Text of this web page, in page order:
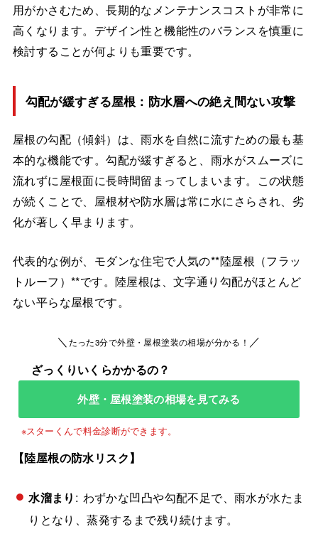
用がかさむため、長期的なメンテナンスコストが非常に
高くなります。デザイン性と機能性のバランスを慎重に
検討することが何よりも重要です。
勾配が緩すぎる屋根：防水層への絶え間ない攻撃
屋根の勾配（傾斜）は、雨水を自然に流すための最も基
本的な機能です。勾配が緩すぎると、雨水がスムーズに
流れずに屋根面に長時間留まってしまいます。この状態
が続くことで、屋根材や防水層は常に水にさらされ、劣
化が著しく早まります。
代表的な例が、モダンな住宅で人気の**陸屋根（フラッ
トルーフ）**です。陸屋根は、文字通り勾配がほとんど
ない平らな屋根です。
＼ たった3分で外壁・屋根塗装の相場が分かる！ ／
外壁・屋根塗装の相場を見てみる
【陸屋根の防水リスク】
水溜まり : わずかな凹凸や勾配不足で、雨水が水たま
りとなり、蒸発するまで残り続けます。